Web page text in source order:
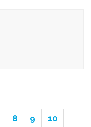
8 9
10